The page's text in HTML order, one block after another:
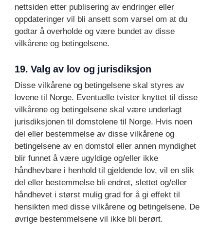
nettsiden etter publisering av endringer eller
oppdateringer vil bli ansett som varsel om at du
godtar å overholde og være bundet av disse
vilkårene og betingelsene.
19. Valg av lov og jurisdiksjon
Disse vilkårene og betingelsene skal styres av
lovene til Norge. Eventuelle tvister knyttet til disse
vilkårene og betingelsene skal være underlagt
jurisdiksjonen til domstolene til Norge. Hvis noen
del eller bestemmelse av disse vilkårene og
betingelsene av en domstol eller annen myndighet
blir funnet å være ugyldige og/eller ikke
håndhevbare i henhold til gjeldende lov, vil en slik
del eller bestemmelse bli endret, slettet og/eller
håndhevet i størst mulig grad for å gi effekt til
hensikten med disse vilkårene og betingelsene. De
øvrige bestemmelsene vil ikke bli berørt.